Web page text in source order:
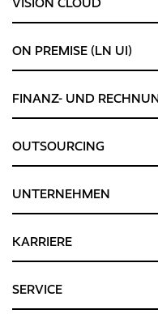
ON PREMISE (LN UI)
FINANZ- UND
OUTSOURCING
UNTERNEHMEN
KARRIERE
SERVICE